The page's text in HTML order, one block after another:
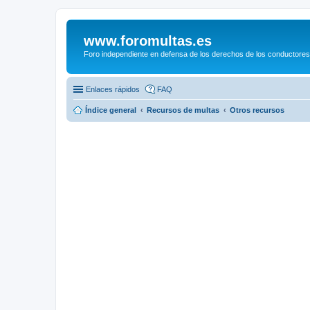
www.foromultas.es
Foro independiente en defensa de los derechos de los
Enlaces rápidos FAQ
Índice general Recursos de multas Otros recursos